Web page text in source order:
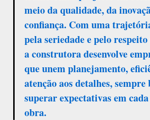
meio da qualidade, da
confiança. Com uma
pela seriedade e pelo
a construtora desenvolve
que unem planejamento,
atenção aos detalhes, sempre
superar expectativas em
obra.